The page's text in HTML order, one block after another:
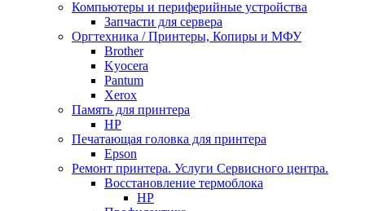
Компьютеры и периферийные устройства
Запчасти для сервера
Оргтехника / Принтеры, Копиры и МФУ
Brother
Kyocera
Pantum
Xerox
Память для принтера
HP
Печатающая головка для принтера
Epson
Ремонт принтера. Услуги Сервисного центра.
Восстановление термоблока
HP